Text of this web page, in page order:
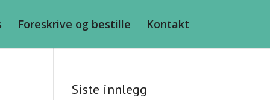
Foreskrive og bestille Kontakt
Siste innlegg